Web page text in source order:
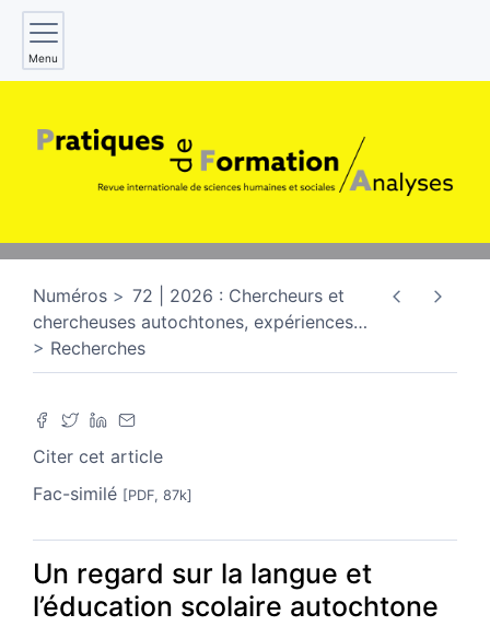
Menu
Numéros
72 | 2026 : Chercheurs et
chercheuses autochtones, expériences…
Recherches
Citer cet article
Fac-similé [PDF, 87k]
Un regard sur la langue et
l’éducation scolaire autochtone